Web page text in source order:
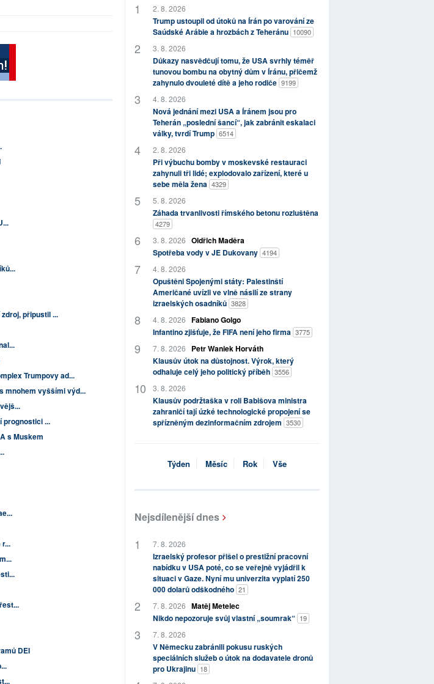
připustil ...
Trumpovy ad...
mnohem vyššími výd...
prognostici ...
s Muskem
DEI
2. 8. 2026
Trump ustoupil od útoků na Írán po varování ze
Saúdské Arábie a hrozbách z Teheránu 10090
3. 8. 2026
Důkazy nasvědčují tomu, že USA svrhly téměř
tunovou bombu na obytný dům v Íránu, přičemž
zahynulo dvouleté dítě a jeho rodiče 9199
4. 8. 2026
Nová jednání mezi USA a Íránem jsou pro
Teherán „poslední šancí“, jak zabránit eskalaci
války, tvrdí Trump 6514
2. 8. 2026
Při výbuchu bomby v moskevské restauraci
zahynuli tři lidé; explodovalo zařízení, které u
sebe měla žena 4329
5. 8. 2026
Záhada trvanlivosti římského betonu rozluštěna
4279
3. 8. 2026 Oldřich Maděra
Spotřeba vody v JE Dukovany 4194
4. 8. 2026
Opuštěni Spojenými státy: Palestinští
Američané uvízli ve vlně násilí ze strany
izraelských osadníků 3828
4. 8. 2026 Fabiano Golgo
Infantino zjišťuje, že FIFA není jeho firma 3775
7. 8. 2026
Petr Waniek Horváth
Klausův útok na důstojnost. Výrok, který
odhaluje celý jeho politický příběh 3556
3. 8. 2026
Klausův podržtaška v roli Babišova ministra
zahraničí tají úzké technologické propojení se
spřízněným dezinformačním zdrojem 3530
Týden Měsíc Rok Vše
Nejsdílenější dnes
7. 8. 2026
Izraelský profesor přišel o prestižní pracovní
nabídku v USA poté, co se veřejně vyjádřil k
situaci v Gaze. Nyní mu univerzita vyplatí 250
000 dolarů odškodného 21
7. 8. 2026 Matěj Metelec
Nikdo nepozoruje svůj vlastní „soumrak“ 19
7. 8. 2026
V Německu zabránili pokusu ruských
speciálních služeb o útok na dodavatele dronů
pro Ukrajinu 18